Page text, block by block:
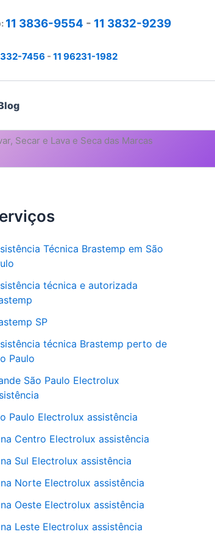
11 3836-9554 - 11 3832-9239
7456 - 11 96231-1982
Secar e Lava e Seca das Marcas
Técnica Brastemp em São
técnica e autorizada
SP
técnica Brastemp perto de
Paulo
São Paulo Electrolux
Paulo Electrolux assistência
Centro Electrolux assistência
Sul Electrolux assistência
Norte Electrolux assistência
Oeste Electrolux assistência
Leste Electrolux assistência